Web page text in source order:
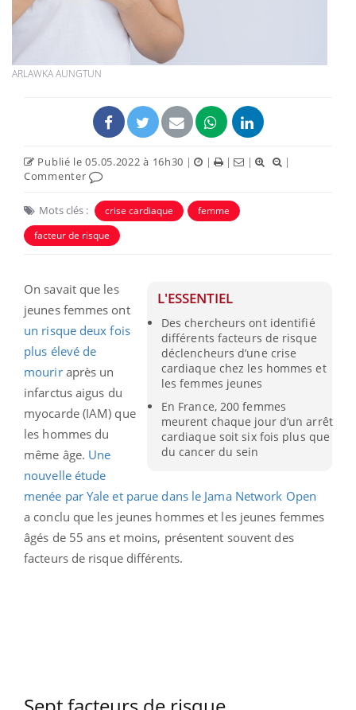
ARLAWKA AUNGTUN
Publié le 05.05.2022 à 16h30 | | | |
|
Commenter
Mots clés : crise cardiaque
femme
facteur de risque
L'ESSENTIEL
Des chercheurs ont identifié
différents facteurs de risque
déclencheurs d’une crise
cardiaque chez les hommes et
les femmes jeunes
En France, 200 femmes
meurent chaque jour d’un arrêt
cardiaque soit six fois plus que
du cancer du sein
On savait que les
jeunes femmes ont
un risque deux fois
plus élevé de
mouriraprès un
infarctus aigus du
myocarde (IAM) que
les hommes du
même âge. Une
nouvelle étude
menée par Yale et parue dans le Jama Network Open
a conclu que les jeunes hommes et les jeunes femmes
âgés de 55 ans et moins, présentent souvent des
facteurs de risque différents.